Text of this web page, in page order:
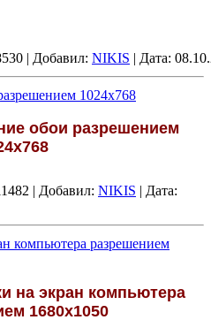
| Добавил: NIKIS | Дата:
1024х768
обои разрешением
| Добавил: NIKIS | Дата:
компьютера разрешением
на экран компьютера
1680х1050